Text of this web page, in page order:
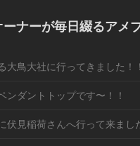
ナーが毎日綴るアメ
大鳥大社に行ってきました！！
ンダントトップです〜！！
伏見稲荷さんへ行って来まし